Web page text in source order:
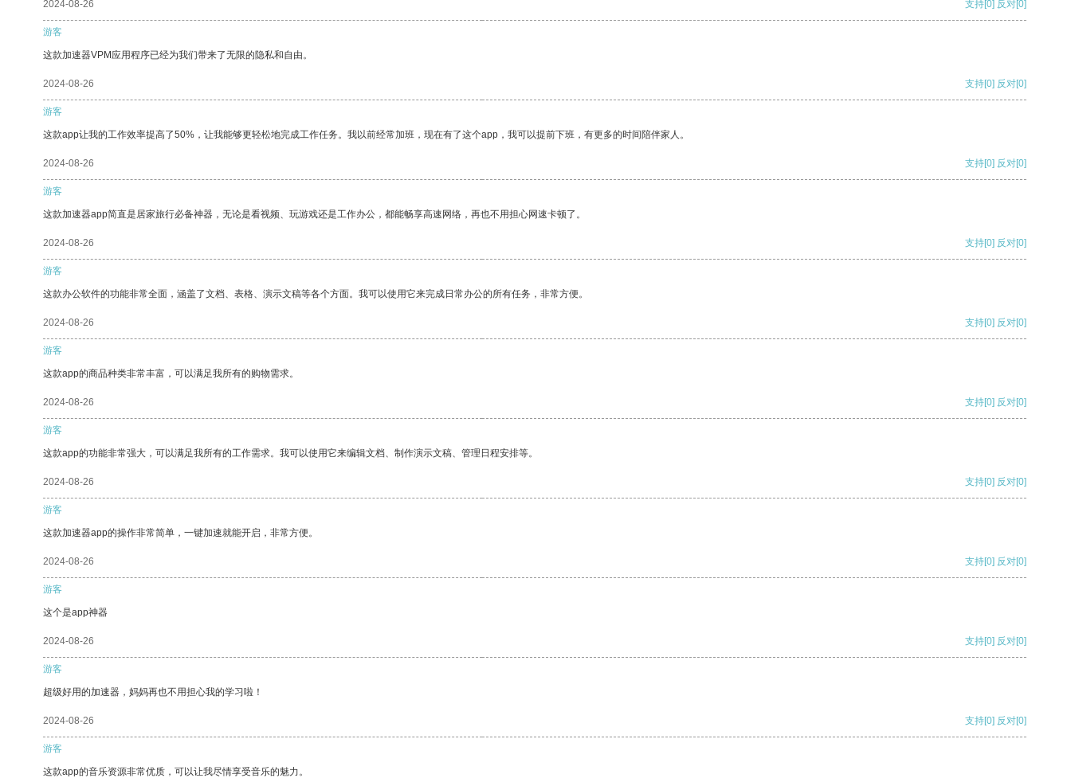
2024-08-26 支持[0] 反对[0]
游客
这款加速器VPM应用程序已经为我们带来了无限的隐私和自由。
2024-08-26 支持[0] 反对[0]
游客
这款app让我的工作效率提高了50%，让我能够更轻松地完成工作任务。我以前经常加班，现在有了这个app，我可以提前下班，有更多的时间陪伴家人。
2024-08-26 支持[0] 反对[0]
游客
这款加速器app简直是居家旅行必备神器，无论是看视频、玩游戏还是工作办公，都能畅享高速网络，再也不用担心网速卡顿了。
2024-08-26 支持[0] 反对[0]
游客
这款办公软件的功能非常全面，涵盖了文档、表格、演示文稿等各个方面。我可以使用它来完成日常办公的所有任务，非常方便。
2024-08-26 支持[0] 反对[0]
游客
这款app的商品种类非常丰富，可以满足我所有的购物需求。
2024-08-26 支持[0] 反对[0]
游客
这款app的功能非常强大，可以满足我所有的工作需求。我可以使用它来编辑文档、制作演示文稿、管理日程安排等。
2024-08-26 支持[0] 反对[0]
游客
这款加速器app的操作非常简单，一键加速就能开启，非常方便。
2024-08-26 支持[0] 反对[0]
游客
这个是app神器
2024-08-26 支持[0] 反对[0]
游客
超级好用的加速器，妈妈再也不用担心我的学习啦！
2024-08-26 支持[0] 反对[0]
游客
这款app的音乐资源非常优质，可以让我尽情享受音乐的魅力。